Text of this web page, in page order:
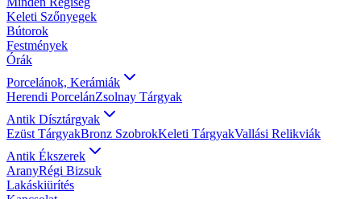
Keleti Szőnyegek
Bútorok
Festmények
Órák
Porcelánok, Kerámiák
Herendi PorcelánZsolnay Tárgyak
Antik Dísztárgyak
Ezüst TárgyakBronz SzobrokKeleti TárgyakVallási Relikviák
Antik Ékszerek
AranyRégi Bizsuk
Lakáskiürítés